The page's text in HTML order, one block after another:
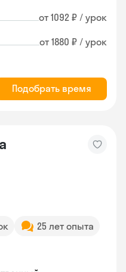
от 1092 ₽ / урок
от 1880 ₽ / урок
Подобрать время
25 лет опыта